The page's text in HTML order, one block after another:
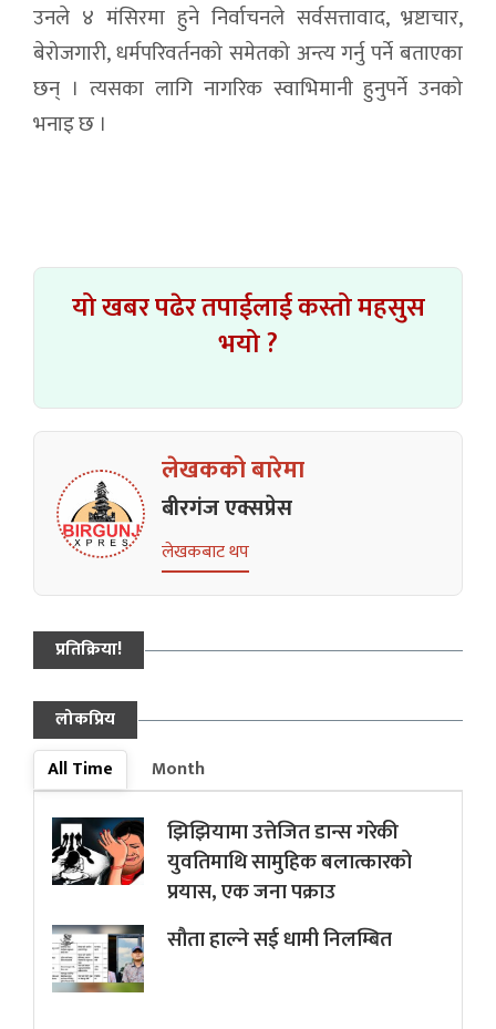
उनले ४ मंसिरमा हुने निर्वाचनले सर्वसत्तावाद, भ्रष्टाचार,
बेरोजगारी, धर्मपरिवर्तनको समेतको अन्त्य गर्नु पर्ने बताएका
छन् । त्यसका लागि नागरिक स्वाभिमानी हुनुपर्ने उनको
भनाइ छ ।
यो खबर पढेर तपाईलाई कस्तो महसुस
भयो ?
लेखकको बारेमा
बीरगंज एक्सप्रेस
लेखकबाट थप
प्रतिक्रिया!
लोकप्रिय
All Time
Month
झिझियामा उत्तेजित डान्स गरेकी
युवतिमाथि सामुहिक बलात्कारको
प्रयास, एक जना पक्राउ
सौता हाल्ने सई धामी निलम्बित